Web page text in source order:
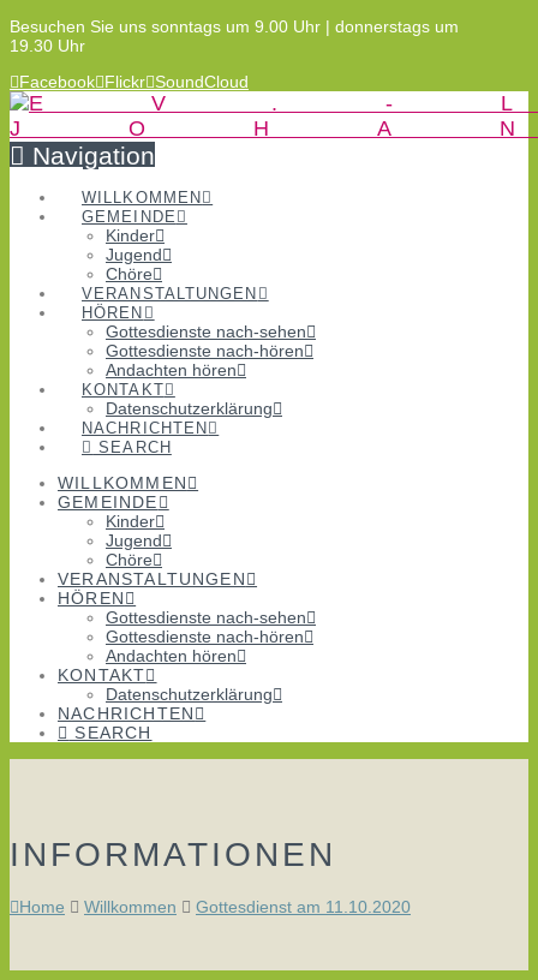
Besuchen Sie uns sonntags um 9.00 Uhr | donnerstags um
19.30 Uhr
Facebook Flickr SoundCloud
Navigation
WILLKOMMEN
GEMEINDE
Kinder
Jugend
Chöre
VERANSTALTUNGEN
HÖREN
Gottesdienste nach-sehen
Gottesdienste nach-hören
Andachten hören
KONTAKT
Datenschutzerklärung
NACHRICHTEN
SEARCH
WILLKOMMEN
GEMEINDE
Kinder
Jugend
Chöre
VERANSTALTUNGEN
HÖREN
Gottesdienste nach-sehen
Gottesdienste nach-hören
Andachten hören
KONTAKT
Datenschutzerklärung
NACHRICHTEN
SEARCH
INFORMATIONEN
Home Willkommen Gottesdienst am 11.10.2020